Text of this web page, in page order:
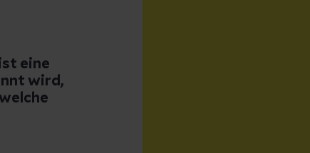
eine
wird,